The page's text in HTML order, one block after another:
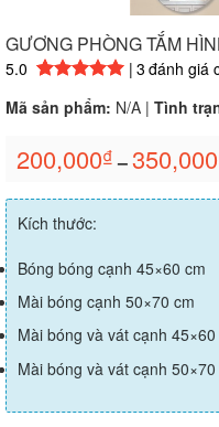
GƯƠNG PHÒNG TẮM
5.0
trên 5 dựa trên
| 3 đánh giá
Mã sản phẩm: N/A | Tình
200,000₫–350,000
Kích thước:
Bóng bóng cạnh 45×60 cm
Mài bóng cạnh 50×70 cm
Mài bóng và vát cạnh 45×60
Mài bóng và vát cạnh 50×70